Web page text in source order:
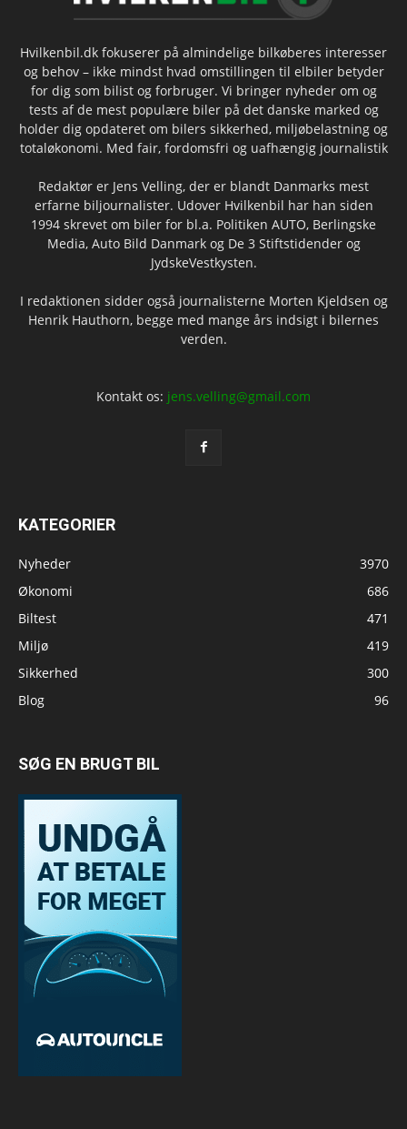
Hvilkenbil.dk fokuserer på almindelige bilkøberes interesser
og behov – ikke mindst hvad omstillingen til elbiler betyder
for dig som bilist og forbruger. Vi bringer nyheder om og
tests af de mest populære biler på det danske marked og
holder dig opdateret om bilers sikkerhed, miljøbelastning og
totaløkonomi. Med fair, fordomsfri og uafhængig journalistik
Redaktør er Jens Velling, der er blandt Danmarks mest
erfarne biljournalister. Udover Hvilkenbil har han siden
1994 skrevet om biler for bl.a. Politiken AUTO, Berlingske
Media, Auto Bild Danmark og De 3 Stiftstidender og
JydskeVestkysten.
I redaktionen sidder også journalisterne Morten Kjeldsen og
Henrik Hauthorn, begge med mange års indsigt i bilernes
verden.
Kontakt os: jens.velling@gmail.com
KATEGORIER
Nyheder
3970
Økonomi
686
Biltest
471
Miljø
419
Sikkerhed
300
Blog
96
SØG EN BRUGT BIL